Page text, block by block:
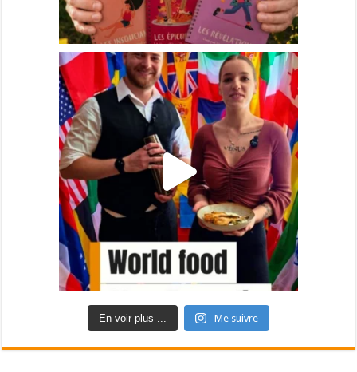
En voir plus ... Me suivre